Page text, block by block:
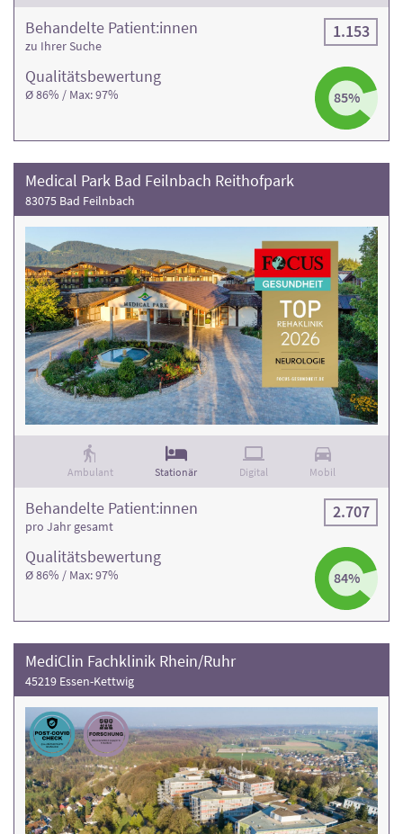
Qualitäts­bewertung
Ø 86% / Max: 97% 85%
Behandelte Patient:innen
zu Ihrer Suche
1.153
Medical Park Bad Feilnbach Reithofpark
83075 Bad Feilnbach
Ambulant Stationär Digital Mobil
Qualitäts­bewertung
Ø 86% / Max: 97% 84%
Behandelte Patient:innen
pro Jahr gesamt
2.707
MediClin Fachklinik Rhein/Ruhr
45219 Essen-Kettwig